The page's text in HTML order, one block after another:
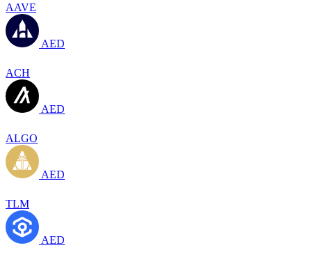
AAVE
AED
ACH
AED
ALGO
AED
TLM
AED